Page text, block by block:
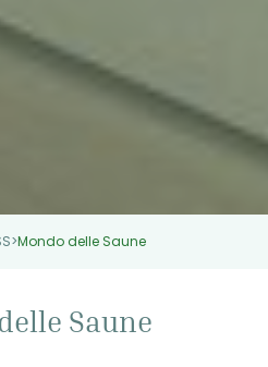
>Mondo delle Saune
Saune